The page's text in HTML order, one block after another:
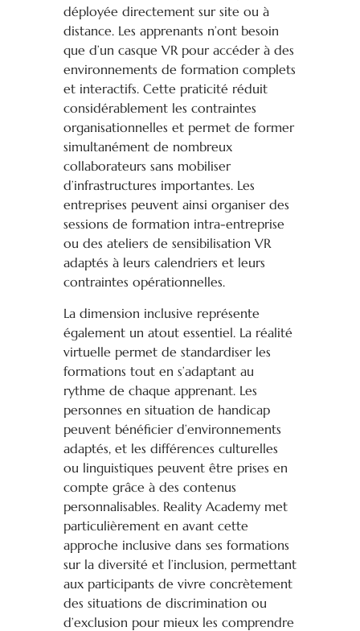
déployée directement sur site ou à
distance. Les apprenants n’ont besoin
que d’un casque VR pour accéder à des
environnements de formation complets
et interactifs. Cette praticité réduit
considérablement les contraintes
organisationnelles et permet de former
simultanément de nombreux
collaborateurs sans mobiliser
d’infrastructures importantes. Les
entreprises peuvent ainsi organiser des
sessions de formation intra-entreprise
ou des ateliers de sensibilisation VR
adaptés à leurs calendriers et leurs
contraintes opérationnelles.
La dimension inclusive représente
également un atout essentiel. La réalité
virtuelle permet de standardiser les
formations tout en s’adaptant au
rythme de chaque apprenant. Les
personnes en situation de handicap
peuvent bénéficier d’environnements
adaptés, et les différences culturelles
ou linguistiques peuvent être prises en
compte grâce à des contenus
personnalisables. Reality Academy met
particulièrement en avant cette
approche inclusive dans ses formations
sur la diversité et l’inclusion, permettant
aux participants de vivre concrètement
des situations de discrimination ou
d’exclusion pour mieux les comprendre